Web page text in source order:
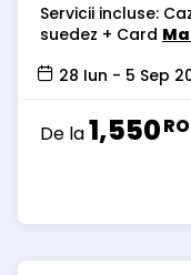
Servicii incluse:
suedez + Card
28 Iun - 5 Sep
De la1,550